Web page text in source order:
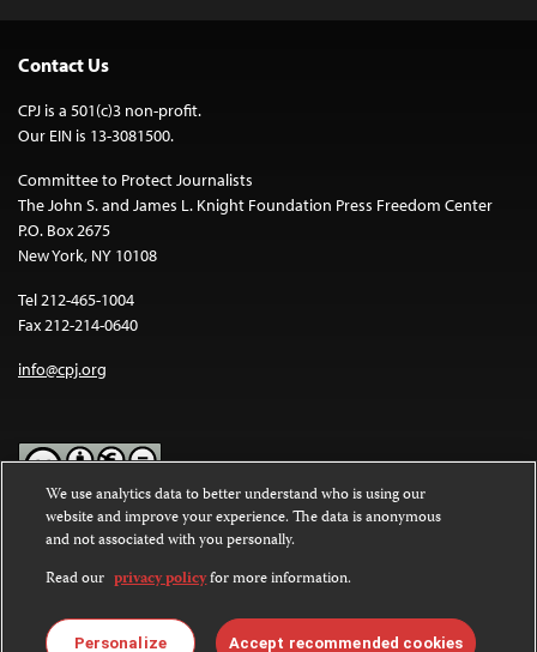
Contact Us
CPJ is a 501(c)3 non-profit.
Our EIN is 13-3081500.
Committee to Protect Journalists
The John S. and James L. Knight Foundation Press Freedom Center
P.O. Box 2675
New York, NY 10108
Tel 212-465-1004
Fax 212-214-0640
info@cpj.org
Except where noted, text on this website is licensed under a
Commons Attribution-NonCommercial-NoDerivatives 4.0
International License.
Images and other media are not covered by the Creative Commons
license. For more information about permissions, see ourFAQs
We use analytics data to better understand who is using our
website and improve your experience. The data is anonymous
and not associated with you personally.
Read our privacy policyfor more information.
Personalize Accept recommended cookies